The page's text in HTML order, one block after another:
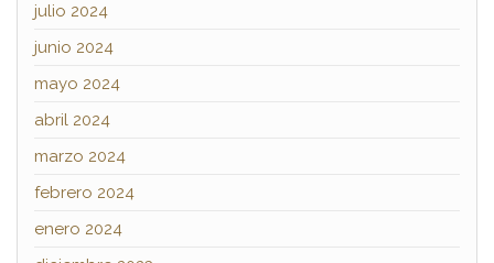
julio 2024
junio 2024
mayo 2024
abril 2024
marzo 2024
febrero 2024
enero 2024